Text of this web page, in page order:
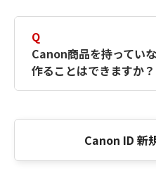
Q
Canon商品を持ってい
作ることはできますか？
Canon ID 新